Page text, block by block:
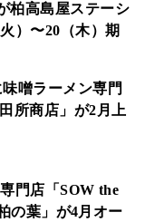
柏高島屋ステーシ
）〜20（木）期
噌ラーメン専門
所商店」が2月上
門店「SOW the
の葉」が4月オー